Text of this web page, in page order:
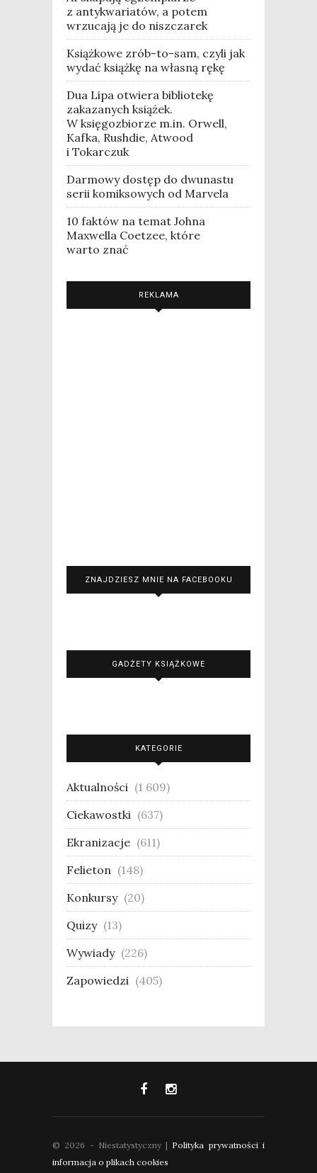
z antykwariatów, a potem
wrzucają je do niszczarek
Książkowe zrób-to-sam, czyli jak
wydać książkę na własną rękę
Dua Lipa otwiera bibliotekę
zakazanych książek.
W księgozbiorze m.in. Orwell,
Kafka, Rushdie, Atwood
i Tokarczuk
Darmowy dostęp do dwunastu
serii komiksowych od Marvela
10 faktów na temat Johna
Maxwella Coetzee, które
warto znać
REKLAMA
ZNAJDZIESZ MNIE NA FACEBOOKU
GADŻETY KSIĄŻKOWE
KATEGORIE
Aktualności (1 609)
Ciekawostki (637)
Ekranizacje (611)
Felieton (148)
Konkursy (20)
Quizy (13)
Wywiady (226)
Zapowiedzi (405)
© 2026 - Niestatystyczny | Polityka prywatności i
informacja o plikach cookies